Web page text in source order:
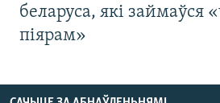
беларуса, які займаўся
піярам»